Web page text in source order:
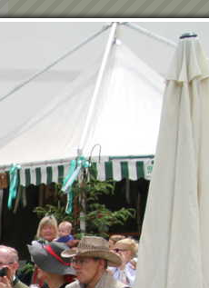
POLITIK IN KRAUBATH
BAUEN & WOHNEN
PFARRE
FOTOGALERIE
Verwandte Einträge
Du hast Lust, Teil unseres
Teams zu werden?